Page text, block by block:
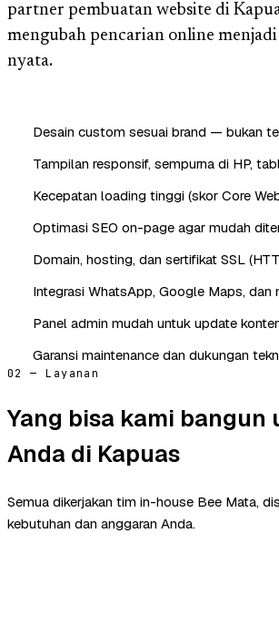
partner pembuatan website di
mengubah pencarian online
nyata.
Desain custom sesuai brand — bukan
Tampilan responsif, sempurna di HP,
Kecepatan loading tinggi (skor Core
Optimasi SEO on-page agar mudah
Domain, hosting, dan sertifikat SSL
Integrasi WhatsApp, Google Maps, dan
Panel admin mudah untuk update
Garansi maintenance dan dukungan
02 — Layanan
Yang bisa kami bangun
Anda di Kapuas
Semua dikerjakan tim in-house Bee Mata,
kebutuhan dan anggaran Anda.